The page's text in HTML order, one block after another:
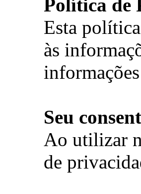
Política de
Esta
às
Seu
Ao utilizar
de